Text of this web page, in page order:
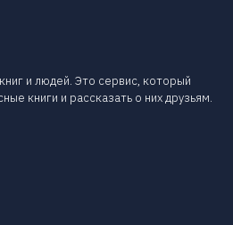
и людей. Это сервис, который
книги и рассказать о них друзьям.